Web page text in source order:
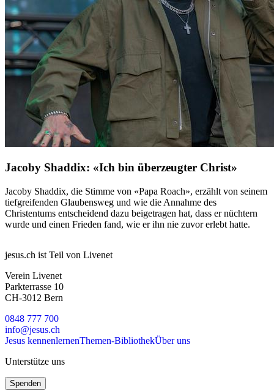
Jacoby Shaddix: «Ich bin überzeugter Christ»
Jacoby Shaddix, die Stimme von «Papa Roach», erzählt von seinem
tiefgreifenden Glaubensweg und wie die Annahme des
Christentums entscheidend dazu beigetragen hat, dass er nüchtern
wurde und einen Frieden fand, wie er ihn nie zuvor erlebt hatte.
jesus.ch ist Teil von Livenet
Verein Livenet
Parkterrasse 10
CH-3012 Bern
0848 777 700
info@jesus.ch
Jesus kennenlernenThemen-BibliothekÜber uns
Unterstütze uns
Spenden